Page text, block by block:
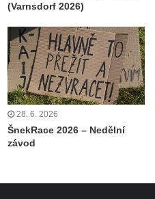
(Varnsdorf 2026)
28. 6. 2026
ŠnekRace 2026 – Nedělní
závod